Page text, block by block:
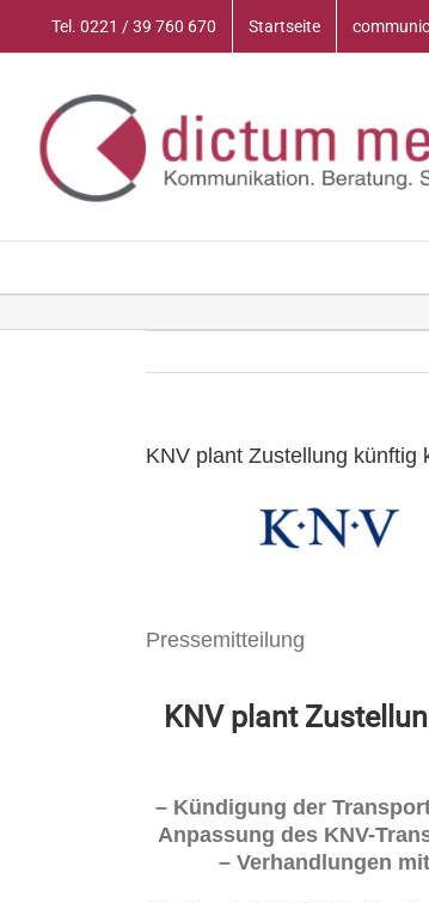
Tel. 0221 / 39 760 670 Startseite
KNV plant Zustellung künftig
Pressemitteilung
KNV plant
– Kündigung der
Anpassung des KNV-
– Verhandlungen